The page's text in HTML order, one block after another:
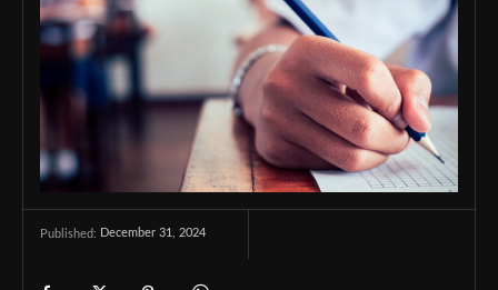
Published: December 31, 2024